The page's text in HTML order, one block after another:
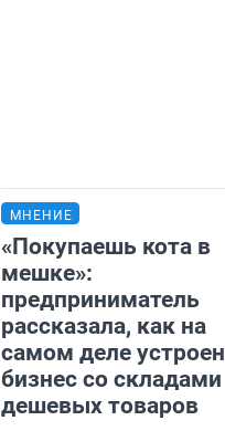
МНЕНИЕ
«Покупаешь кота в
мешке»:
предприниматель
рассказала, как на
самом деле устроен
бизнес со складами
дешевых товаров